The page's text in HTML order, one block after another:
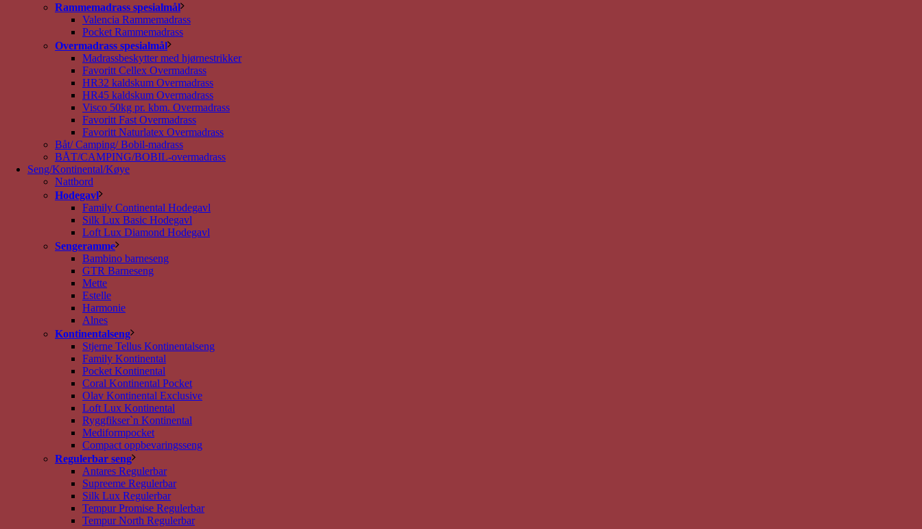
Rammemadrass spesialmål
Valencia Rammemadrass
Pocket Rammemadrass
Overmadrass spesialmål
Madrassbeskytter med hjørnestrikker
Favoritt Cellex Overmadrass
HR32 kaldskum Overmadrass
HR45 kaldskum Overmadrass
Visco 50kg pr. kbm. Overmadrass
Favoritt Fast Overmadrass
Favoritt Naturlatex Overmadrass
Båt/ Camping/ Bobil-madrass
BÅT/CAMPING/BOBIL-overmadrass
Seng/Kontinental/Køye
Nattbord
Hodegavl
Family Continental Hodegavl
Silk Lux Basic Hodegavl
Loft Lux Diamond Hodegavl
Sengeramme
Bambino barneseng
GTR Barneseng
Mette
Estelle
Harmonie
Alnes
Kontinentalseng
Stjerne Tellus Kontinentalseng
Family Kontinental
Pocket Kontinental
Coral Kontinental Pocket
Olav Kontinental Exclusive
Loft Lux Kontinental
Ryggfikser`n Kontinental
Mediformpocket
Compact oppbevaringsseng
Regulerbar seng
Antares Regulerbar
Supreeme Regulerbar
Silk Lux Regulerbar
Tempur Promise Regulerbar
Tempur North Regulerbar